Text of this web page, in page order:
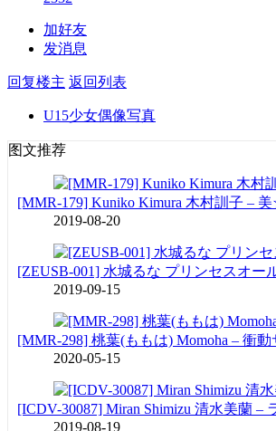
加好友
发消息
回复楼主 返回列表
U15少女偶像写真
图文推荐
[MMR-179] Kuniko Kimura 木村訓子 –
2019-08-20
[ZEUSB-001] 水城るな プリンセスオー
2019-09-15
[MMR-298] 桃葉(ももは) Momoha – 衝
2020-05-15
[ICDV-30087] Miran Shimizu 清水美蘭 –
2019-08-19